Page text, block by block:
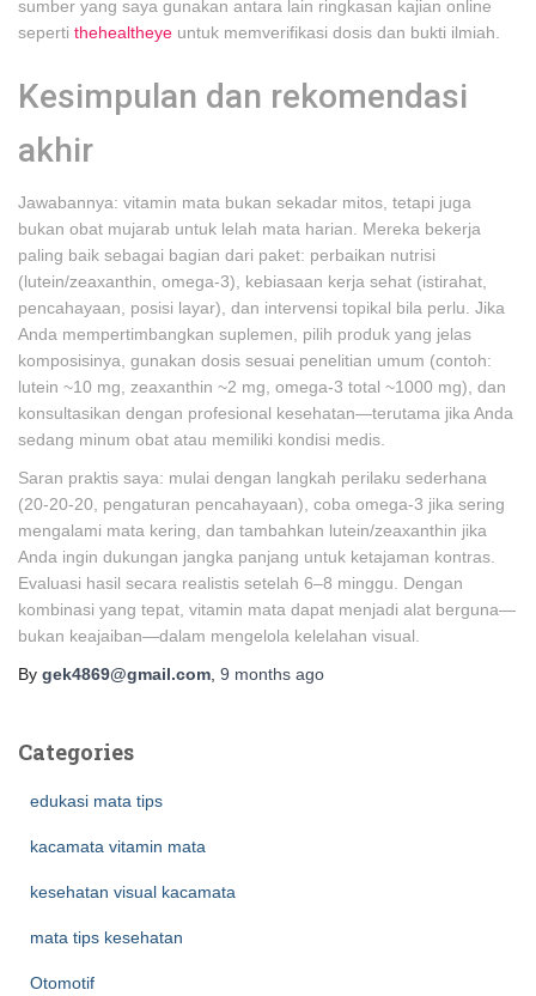
sumber yang saya gunakan antara lain ringkasan kajian online
seperti thehealtheye untuk memverifikasi dosis dan bukti ilmiah.
Kesimpulan dan rekomendasi
akhir
Jawabannya: vitamin mata bukan sekadar mitos, tetapi juga
bukan obat mujarab untuk lelah mata harian. Mereka bekerja
paling baik sebagai bagian dari paket: perbaikan nutrisi
(lutein/zeaxanthin, omega-3), kebiasaan kerja sehat (istirahat,
pencahayaan, posisi layar), dan intervensi topikal bila perlu. Jika
Anda mempertimbangkan suplemen, pilih produk yang jelas
komposisinya, gunakan dosis sesuai penelitian umum (contoh:
lutein ~10 mg, zeaxanthin ~2 mg, omega-3 total ~1000 mg), dan
konsultasikan dengan profesional kesehatan—terutama jika Anda
sedang minum obat atau memiliki kondisi medis.
Saran praktis saya: mulai dengan langkah perilaku sederhana
(20-20-20, pengaturan pencahayaan), coba omega-3 jika sering
mengalami mata kering, dan tambahkan lutein/zeaxanthin jika
Anda ingin dukungan jangka panjang untuk ketajaman kontras.
Evaluasi hasil secara realistis setelah 6–8 minggu. Dengan
kombinasi yang tepat, vitamin mata dapat menjadi alat berguna—
bukan keajaiban—dalam mengelola kelelahan visual.
By gek4869@gmail.com 9 months ago
Categories
edukasi mata tips
kacamata vitamin mata
kesehatan visual kacamata
mata tips kesehatan
Otomotif